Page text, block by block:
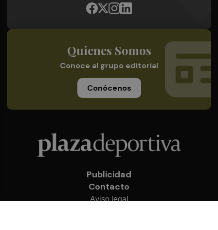
Quienes Somos
Conoce al grupo editorial
Conócenos
Publicidad
Contacto
Aviso legal